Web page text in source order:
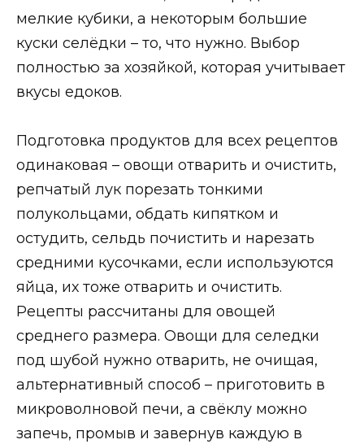
мелкие кубики, а некоторым большие
куски селёдки – то, что нужно. Выбор
полностью за хозяйкой, которая учитывает
вкусы едоков.
Подготовка продуктов для всех рецептов
одинаковая – овощи отварить и очистить,
репчатый лук порезать тонкими
полукольцами, обдать кипятком и
остудить, сельдь почистить и нарезать
средними кусочками, если используются
яйца, их тоже отварить и очистить.
Рецепты рассчитаны для овощей
среднего размера. Овощи для селедки
под шубой нужно отварить, не очищая,
альтернативный способ – приготовить в
микроволновой печи, а свёклу можно
запечь, промыв и завернув каждую в